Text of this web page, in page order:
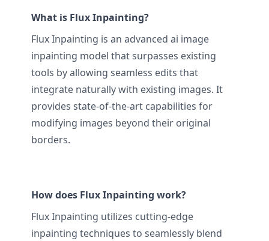
What is Flux Inpainting?
Flux Inpainting is an advanced ai image
inpainting model that surpasses existing
tools by allowing seamless edits that
integrate naturally with existing images. It
provides state-of-the-art capabilities for
modifying images beyond their original
borders.
How does Flux Inpainting work?
Flux Inpainting utilizes cutting-edge
inpainting techniques to seamlessly blend